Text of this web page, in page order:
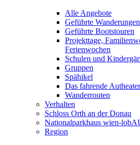
Alle Angebote
Geführte Wanderungen
Geführte Bootstouren
Projekttage,
Ferienwochen
Schulen und
Gruppen
Spähikel
Das fahrende Autheater
Wanderrouten
Verhalten
Schloss Orth an der Donau
Nationalparkhaus wien-
Region